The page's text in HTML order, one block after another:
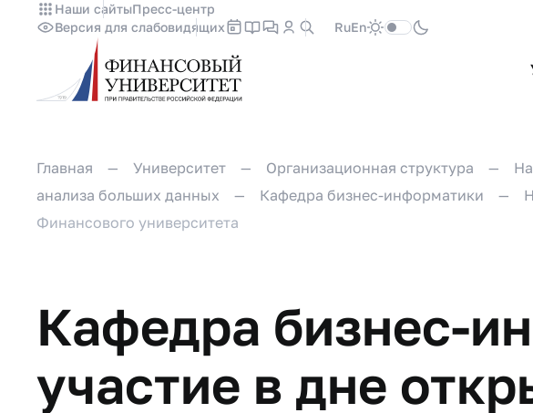
Наши сайтыПресс-центр
Версия для слабовидящих
RuEn
Главная Университет Организационная структура
анализа больших данных
Кафедра бизнес-информатики
Финансового университета
Кафедра бизнес-
участие в дне